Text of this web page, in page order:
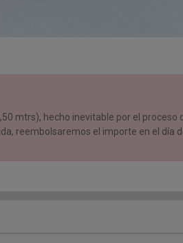
mtrs), hecho inevitable por el proceso
reembolsaremos el importe en el día